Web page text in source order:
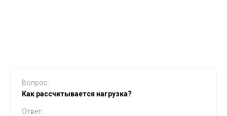
Вопрос:
Как рассчитывается нагрузка?
Ответ: